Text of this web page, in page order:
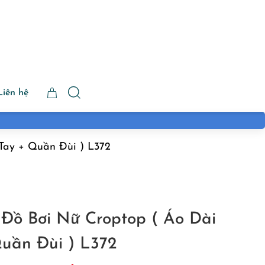
hệ
+ Quần Đùi ) L372
Đồ Bơi Nữ Croptop ( Áo Dài
Đùi ) L372